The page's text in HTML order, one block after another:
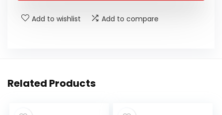
Add to wishlist Add to compare
Related Products